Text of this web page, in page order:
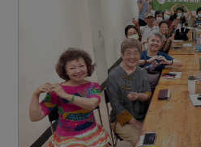
素食專區
樂齡友善
社務會議 地
活動報下載